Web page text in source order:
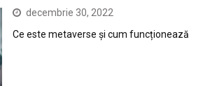
decembrie 30, 2022
Ce este metaverse și cum funcționează